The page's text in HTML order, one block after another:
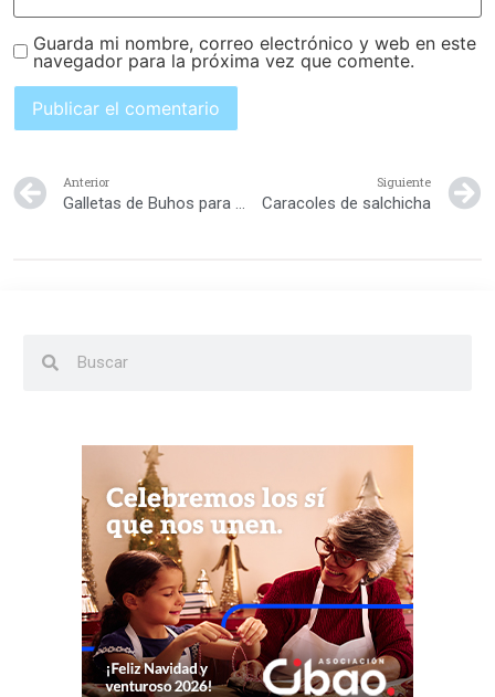
Guarda mi nombre, correo electrónico y web en este
navegador para la próxima vez que comente.
Anterior
Galletas de Buhos para Halloween
Siguiente
Caracoles de salchicha